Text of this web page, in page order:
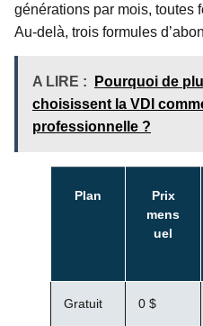
générations par mois, toutes
Au-delà, trois formules
A LIRE :
Pourquoi de
choisissent la VDI
professionnelle ?
Plan
Prix
mens
uel
Gratuit 0 $